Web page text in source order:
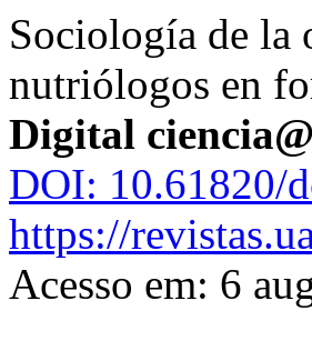
Sociología de la
nutriólogos en
Digital
DOI: 10.61820/
https://
Acesso em: 6